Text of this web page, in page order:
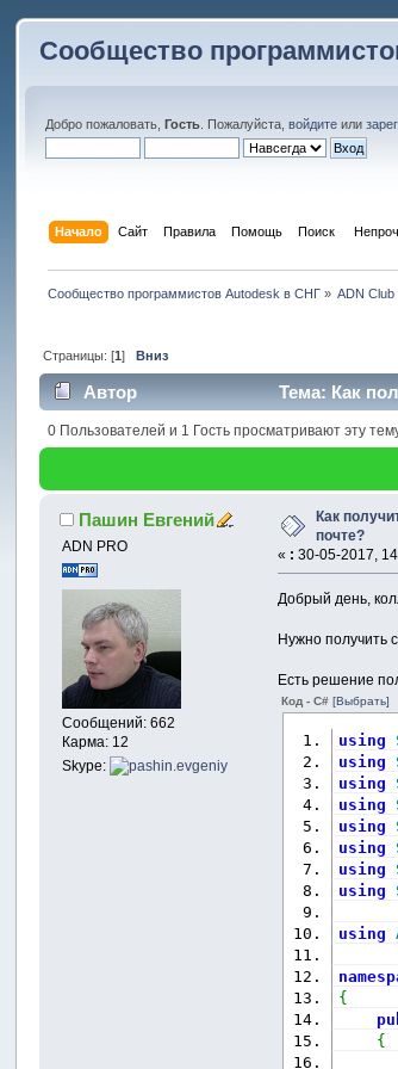
Сообщество
Добро пожаловать,Гость . Пожалуйста,войдите или
Начало Сайт Правила Помощь Поиск
Сообщество программистов Autodesk в СНГ» ADN Club
Страницы: [1] Вниз
Автор Тема: Как
0 Пользователей и 1 Гость просматривают эту
Пашин Евгений
ADN PRO
Сообщений: 662
Карма: 12
Skype:
Как
почте?
« : 30-05-2017,
Добрый день,
Нужно получить
Есть решение
Код - C#[Выбрать]
using
using
using
using
using
using
using
using
using
{
{